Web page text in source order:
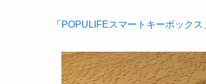
「 POPULIFEスマートキーボックス